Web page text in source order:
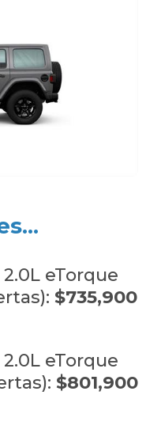
eTorque
$735,900
eTorque
$801,900